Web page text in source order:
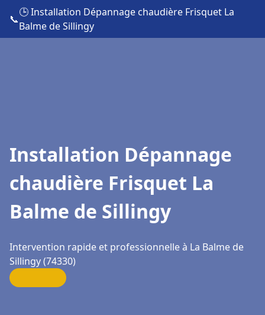
📞
🕒 Installation Dépannage chaudière Frisquet La
Balme de Sillingy
Installation Dépannage
chaudière Frisquet La
Balme de Sillingy
Intervention rapide et professionnelle à La Balme de
Sillingy (74330)